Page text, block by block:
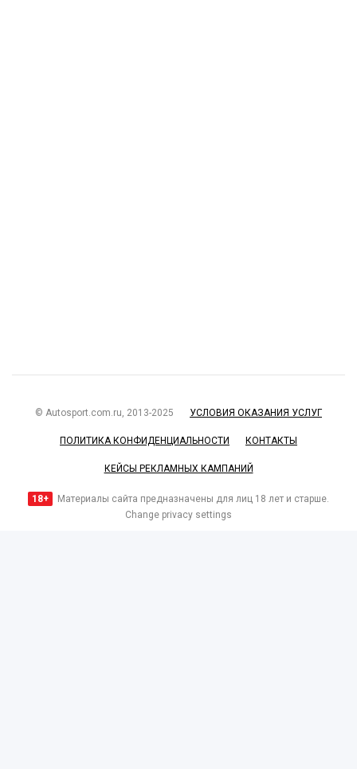
© Autosport.com.ru, 2013-2025 УСЛОВИЯ ОКАЗАНИЯ УСЛУГ
ПОЛИТИКА КОНФИДЕНЦИАЛЬНОСТИ КОНТАКТЫ
КЕЙСЫ РЕКЛАМНЫХ КАМПАНИЙ
18+
Материалы сайта предназначены для лиц 18 лет и старше.
Change privacy settings